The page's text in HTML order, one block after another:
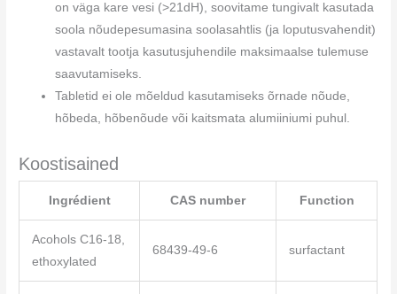
on väga kare vesi (>21dH), soovitame tungivalt kasutada
soola nõudepesumasina soolasahtlis (ja loputusvahendit)
vastavalt tootja kasutusjuhendile maksimaalse tulemuse
saavutamiseks.
Tabletid ei ole mõeldud kasutamiseks õrnade nõude,
hõbeda, hõbenõude või kaitsmata alumiiniumi puhul.
Koostisained
Ingrédient CAS number Function
Acohols C16-18,
ethoxylated
68439-49-6 surfactant